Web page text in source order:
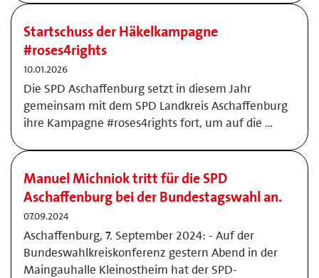
Startschuss der Häkelkampagne
#roses4rights
10.01.2026
Die SPD Aschaffenburg setzt in diesem Jahr
gemeinsam mit dem SPD Landkreis Aschaffenburg
ihre Kampagne #roses4rights fort, um auf die …
Manuel Michniok tritt für die SPD
Aschaffenburg bei der Bundestagswahl an.
07.09.2024
Aschaffenburg, 7. September 2024: - Auf der
Bundeswahlkreiskonferenz gestern Abend in der
Maingauhalle Kleinostheim hat der SPD-